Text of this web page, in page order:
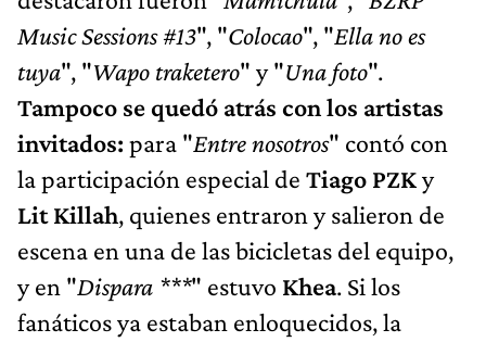
Music Sessions #13", "Colocao", "Ella no es
tuya", "Wapo traketero" y "Una foto".
Tampoco se quedó atrás con los artistas
invitados: para "Entre nosotros" contó con
la participación especial de Tiago PZKy
Lit Killah, quienes entraron y salieron de
escena en una de las bicicletas del equipo,
y en "Dispara ***" estuvo Khea. Si los
fanáticos ya estaban enloquecidos, la